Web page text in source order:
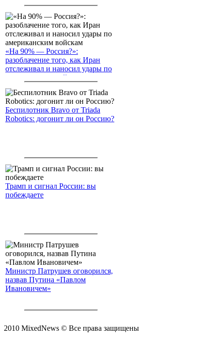
«На 90% — Россия?»:
разоблачение того, как Иран
отслеживал и наносил удары по
американским войскам
Беспилотник Bravo от Triada
Robotics: догонит ли он Россию?
Трамп и сигнал России: вы
побеждаете
Министр Патрушев оговорился,
назвав Путина «Павлом
Ивановичем»
2010 MixedNews © Все права защищены